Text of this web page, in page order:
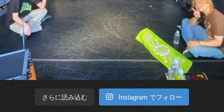
さらに読み込む Instagram でフォロー